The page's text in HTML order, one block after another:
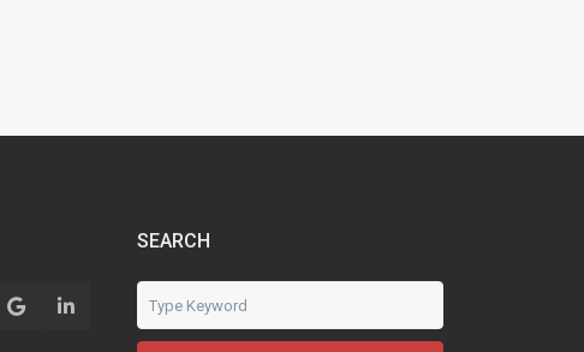
SEARCH